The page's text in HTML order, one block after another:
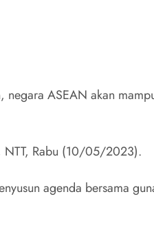
ASEAN akan
NTT, Rabu (10/05/2023).
agenda bersama